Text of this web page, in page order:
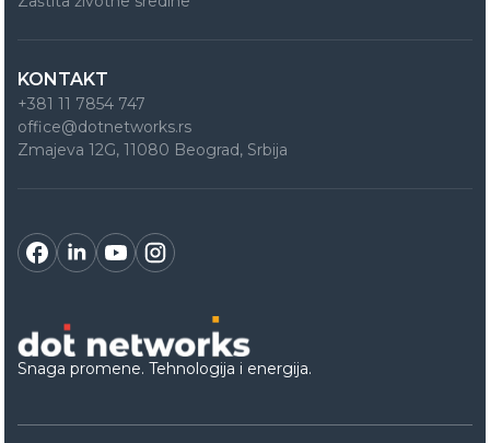
KONTAKT
+381 11 7854 747
office@dotnetworks.rs
Zmajeva 12G, 11080 Beograd, Srbija
Snaga promene. Tehnologija i energija.